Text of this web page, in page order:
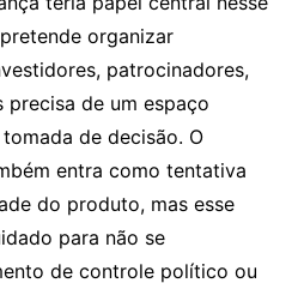
organizar
patrocinadores,
de um espaço
de decisão. O
entra como tentativa
do produto, mas esse
para não se
de controle político ou